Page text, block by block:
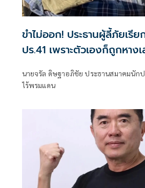
ขำไม่ออก! ประธานผู้ลี้ภัยเรี
ปร.41 เพราะตัวเองก็ถูกหาง
นายจรัล ดิษฐาอภิชัย ประธานสมาคมนัก
ไร้พรมแดน